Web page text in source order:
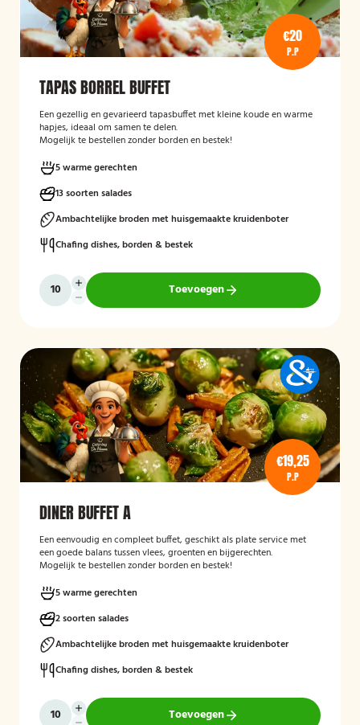
€20
P.P
TAPAS BORREL BUFFET
Een gezellig en gevarieerd tapasbuffet met kleine koude en warme
hapjes, ideaal om samen te delen.
Mogelijk te bestellen zonder borden en bestek!
5 warme gerechten
13 soorten salades
Ambachtelijke broden met huisgemaakte kruidenboter
Chafing dishes, borden & bestek
Toevoegen
€19,25
P.P
DINER BUFFET A
Een eenvoudig en compleet buffet, geschikt als plate service met
een goede balans tussen vlees, groenten en bijgerechten.
Mogelijk te bestellen zonder borden en bestek!
5 warme gerechten
2 soorten salades
Ambachtelijke broden met huisgemaakte kruidenboter
Chafing dishes, borden & bestek
Toevoegen